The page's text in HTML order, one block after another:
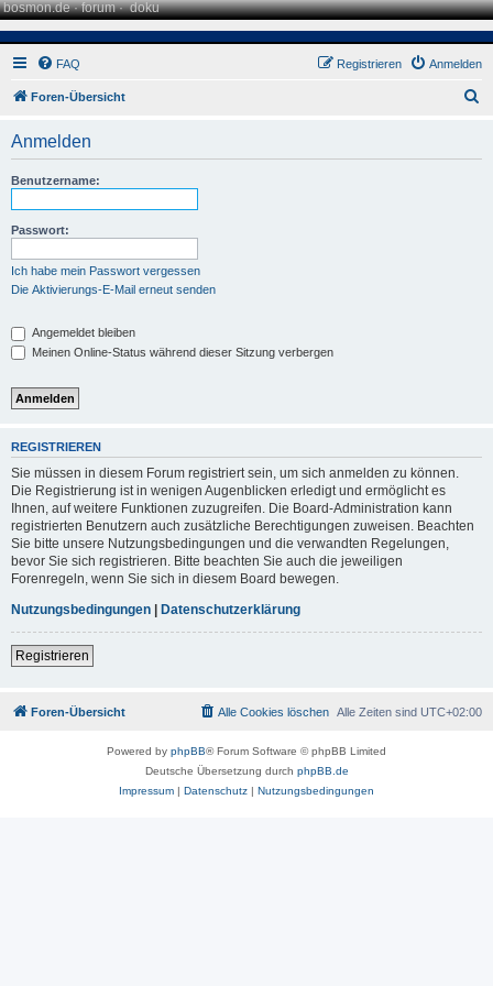
bosmon.de·forum·doku
FAQ Anmelden
Registrieren
Foren-Übersicht
Anmelden
Benutzername:
Passwort:
Ich habe mein Passwort vergessen
Die Aktivierungs-E-Mail erneut senden
Angemeldet bleiben
Meinen Online-Status während dieser Sitzung verbergen
REGISTRIEREN
Sie müssen in diesem Forum registriert sein, um sich anmelden zu können.
Die Registrierung ist in wenigen Augenblicken erledigt und ermöglicht es
Ihnen, auf weitere Funktionen zuzugreifen. Die Board-Administration kann
registrierten Benutzern auch zusätzliche Berechtigungen zuweisen. Beachten
Sie bitte unsere Nutzungsbedingungen und die verwandten Regelungen,
bevor Sie sich registrieren. Bitte beachten Sie auch die jeweiligen
Forenregeln, wenn Sie sich in diesem Board bewegen.
Nutzungsbedingungen | Datenschutzerklärung
Registrieren
Foren-Übersicht Alle Zeiten sind UTC+02:00
Alle Cookies löschen
Powered by phpBB® Forum Software © phpBB Limited
Deutsche Übersetzung durch phpBB.de
Impressum | Datenschutz | Nutzungsbedingungen